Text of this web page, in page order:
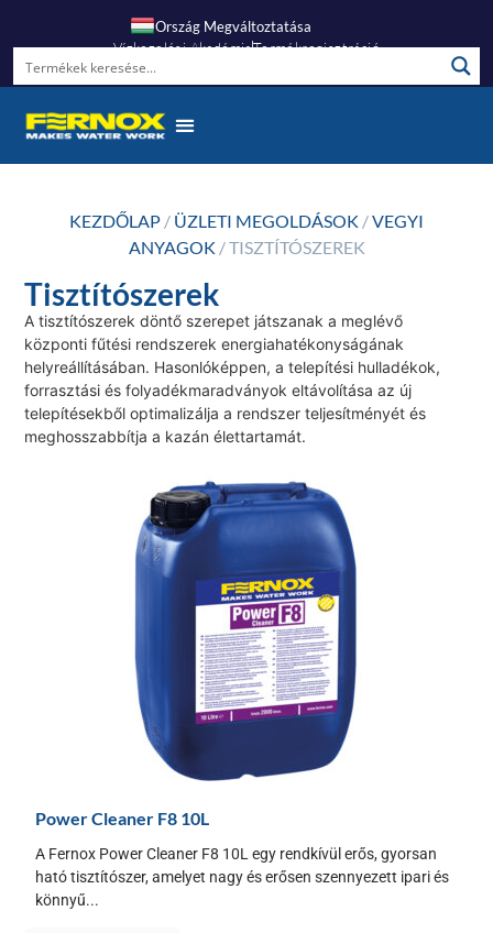
Ország Megváltoztatása
Vízkezelési AkadémiaTermékregisztráció
KEZDŐLAP / ÜZLETI MEGOLDÁSOK /VEGYI
ANYAGOK / TISZTÍTÓSZEREK
Tisztítószerek
A tisztítószerek döntő szerepet játszanak a meglévő
központi fűtési rendszerek energiahatékonyságának
helyreállításában. Hasonlóképpen, a telepítési hulladékok,
forrasztási és folyadékmaradványok eltávolítása az új
telepítésekből optimalizálja a rendszer teljesítményét és
meghosszabbítja a kazán élettartamát.
Power Cleaner F8 10L
A Fernox Power Cleaner F8 10L egy rendkívül erős, gyorsan
ható tisztítószer, amelyet nagy és erősen szennyezett ipari és
könnyű...